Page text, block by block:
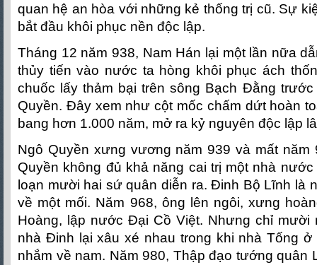
quan hệ an hòa với những kẻ thống trị cũ. Sự
bắt đầu khôi phục nền độc lập.
Tháng 12 năm 938, Nam Hán lại một lần nữa
thủy tiến vào nước ta hòng khôi phục ách
chuốc lấy thảm bại trên sông Bạch Đằng
Quyền. Đây xem như cột mốc chấm dứt hoàn
bang hơn 1.000 năm, mở ra kỷ nguyên độc lập
Ngô Quyền xưng vương năm 939 và mất năm
Quyền không đủ khả năng cai trị một nhà
loạn mười hai sứ quân diễn ra. Đinh Bộ Lĩnh là
về một mối. Năm 968, ông lên ngôi, xưng
Hoàng, lập nước Đại Cồ Việt. Nhưng chỉ mười
nhà Đinh lại xâu xé nhau trong khi nhà Tống
nhắm về nam. Năm 980, Thập đạo tướng quân